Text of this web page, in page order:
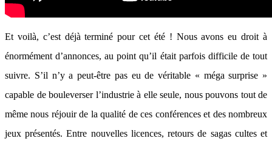
Et voilà, c’est déjà terminé pour cet été ! Nous avons eu droit à
énormément d’annonces, au point qu’il était parfois difficile de tout
suivre. S’il n’y a peut-être pas eu de véritable « méga surprise »
capable de bouleverser l’industrie à elle seule, nous pouvons tout de
même nous réjouir de la qualité de ces conférences et des nombreux
jeux présentés. Entre nouvelles licences, retours de sagas cultes et